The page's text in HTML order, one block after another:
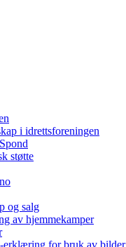
i idrettsforeningen
støtte
og salg
av hjemmekamper
erklæring for bruk av bilder